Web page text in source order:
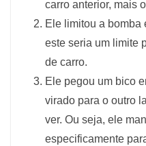
carro anterior, mais
Ele limitou a bomba
este seria um limite
de carro.
Ele pegou um bico
virado para o outro
ver. Ou seja, ele
especificamente